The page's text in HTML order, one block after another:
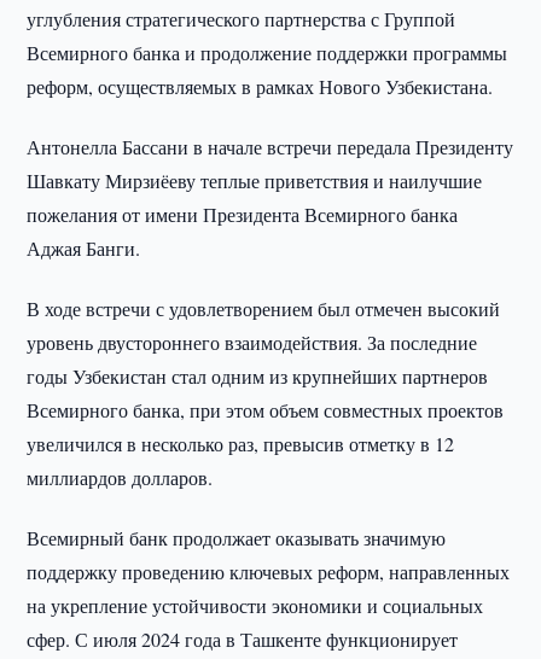
углубления стратегического партнерства с Группой
Всемирного банка и продолжение поддержки программы
реформ, осуществляемых в рамках Нового Узбекистана.
Антонелла Бассани в начале встречи передала Президенту
Шавкату Мирзиёеву теплые приветствия и наилучшие
пожелания от имени Президента Всемирного банка
Аджая Банги.
В ходе встречи с удовлетворением был отмечен высокий
уровень двустороннего взаимодействия. За последние
годы Узбекистан стал одним из крупнейших партнеров
Всемирного банка, при этом объем совместных проектов
увеличился в несколько раз, превысив отметку в 12
миллиардов долларов.
Всемирный банк продолжает оказывать значимую
поддержку проведению ключевых реформ, направленных
на укрепление устойчивости экономики и социальных
сфер. С июля 2024 года в Ташкенте функционирует